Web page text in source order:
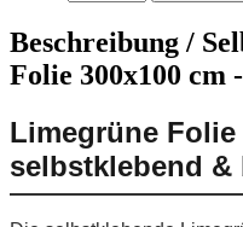
Beschreibung /
Folie 300x100 cm
Limegrüne Folie
selbstklebend &